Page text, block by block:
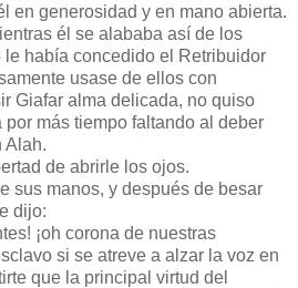
en generosidad y en mano abierta.
él se alababa así de los
le había concedido el Retribuidor
usase de ellos con
Giafar alma delicada, no quiso
más tiempo faltando al deber
Alah.
de abrirle los ojos.
sus manos, y después de besar
dijo:
¡oh corona de nuestras
si se atreve a alzar la voz en
que la principal virtud del